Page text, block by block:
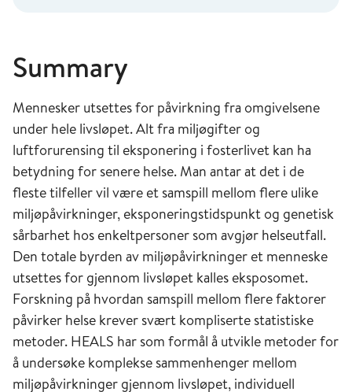
Summary
Mennesker utsettes for påvirkning fra omgivelsene
under hele livsløpet. Alt fra miljøgifter og
luftforurensing til eksponering i fosterlivet kan ha
betydning for senere helse. Man antar at det i de
fleste tilfeller vil være et samspill mellom flere ulike
miljøpåvirkninger, eksponeringstidspunkt og genetisk
sårbarhet hos enkeltpersoner som avgjør helseutfall.
Den totale byrden av miljøpåvirkninger et menneske
utsettes for gjennom livsløpet kalles eksposomet.
Forskning på hvordan samspill mellom flere faktorer
påvirker helse krever svært kompliserte statistiske
metoder. HEALS har som formål å utvikle metoder for
å undersøke komplekse sammenhenger mellom
miljøpåvirkninger gjennom livsløpet, individuell